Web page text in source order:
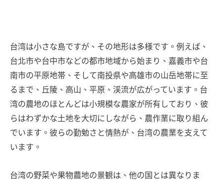
台湾は小さな島ですが、その地形は多様です。例えば、
台北市や台中市などの都市地域から始まり、嘉義市や台
南市の平原地帯、そして南投県や高雄市の山岳地帯に至
るまで、丘陵、高山、平原、渓流が広がっています。台
湾の農地のほとんどは小規模な農家が所有しており、彼
らはわずかな土地を大切にしながら、農作業に取り組ん
でいます。彼らの勤勉さと情熱が、台湾の農業を支えて
います。
台湾の野菜や果物農地の景観は、他の国とは異なりま